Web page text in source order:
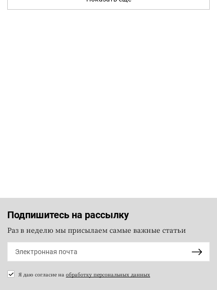
Подпишитесь на рассылку
Раз в неделю мы присылаем самые важные статьи
Я даю согласие на обработку персональных данных